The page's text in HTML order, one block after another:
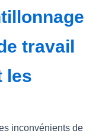
travail
les
inconvénients de